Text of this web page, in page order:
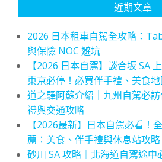
近期文章
2026 日本租車自駕全攻略：
與保險 NOC 避坑
【2026 日本自駕】談合坂 SA
東京必停！必買伴手禮、美食
道之驛阿蘇介紹｜九州自駕必
禮與交通攻略
【2026最新】日本自駕必看！
薦：美食、伴手禮與休息站攻略
砂川 SA 攻略｜北海道自駕途